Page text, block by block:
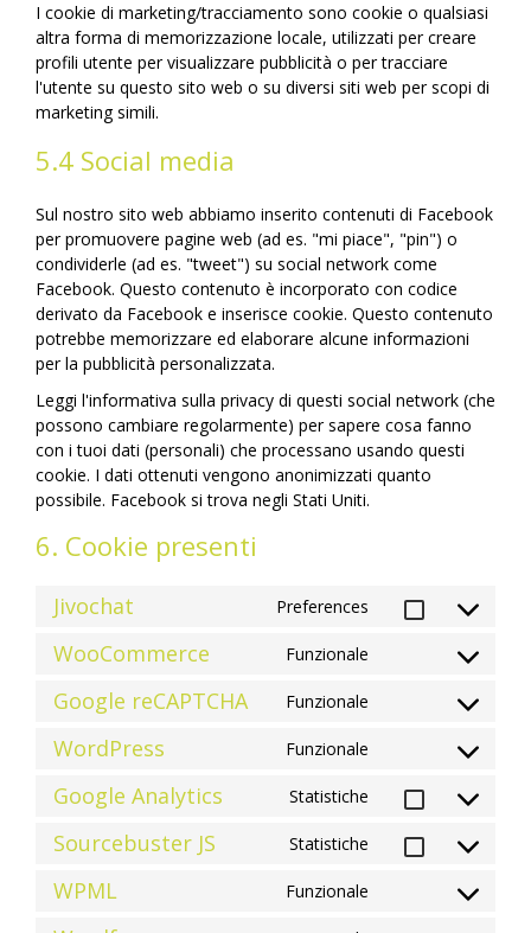
I cookie di marketing/tracciamento sono cookie o qualsiasi
altra forma di memorizzazione locale, utilizzati per creare
profili utente per visualizzare pubblicità o per tracciare
l'utente su questo sito web o su diversi siti web per scopi di
marketing simili.
5.4 Social media
Sul nostro sito web abbiamo inserito contenuti di Facebook
per promuovere pagine web (ad es. "mi piace", "pin") o
condividerle (ad es. "tweet") su social network come
Facebook. Questo contenuto è incorporato con codice
derivato da Facebook e inserisce cookie. Questo contenuto
potrebbe memorizzare ed elaborare alcune informazioni
per la pubblicità personalizzata.
Leggi l'informativa sulla privacy di questi social network (che
possono cambiare regolarmente) per sapere cosa fanno
con i tuoi dati (personali) che processano usando questi
cookie. I dati ottenuti vengono anonimizzati quanto
possibile. Facebook si trova negli Stati Uniti.
6. Cookie presenti
Jivochat Preferences
jivochat
WooCommerce Funzionale
Google reCAPTCHA Funzionale
service
google-
recaptcha
WordPress Funzionale
to
service
wordpress
Google Analytics Statistiche
to
Sourcebuster JS Statistiche
WPML Funzionale